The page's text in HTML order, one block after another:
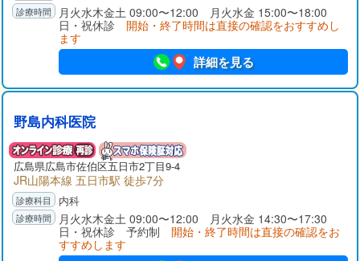
月火水木金土 09:00〜12:00 月火水金 15:00〜18:00
日・祝休診 開始・終了時間は直接の確認をおすすめし
ます
詳細を見る
野島内科医院
広島県広島市佐伯区五日市2丁目9-4
JR山陽本線 五日市駅 徒歩7分
内科
月火水木金土 09:00〜12:00 月火水金 14:30〜17:30
日・祝休診 予約制 開始・終了時間は直接の確認をお
すすめします